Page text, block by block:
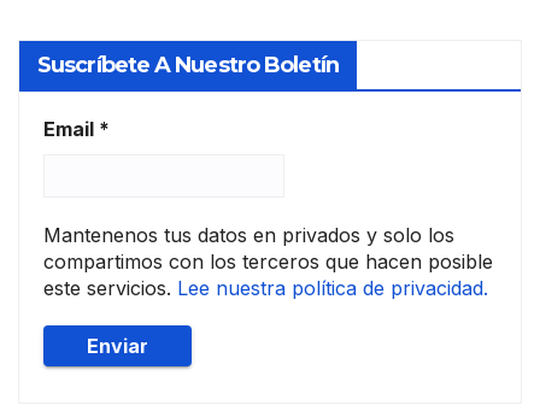
Suscríbete A Nuestro Boletín
Email *
Mantenenos tus datos en privados y solo los
compartimos con los terceros que hacen posible
este servicios. Lee nuestra política de privacidad.